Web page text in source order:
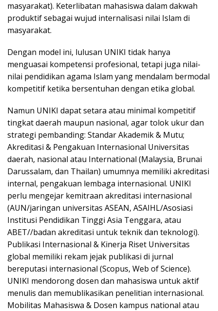
masyarakat). Keterlibatan mahasiswa dalam dakwah
produktif sebagai wujud internalisasi nilai Islam di
masyarakat.
Dengan model ini, lulusan UNIKI tidak hanya
menguasai kompetensi profesional, tetapi juga nilai-
nilai pendidikan agama Islam yang mendalam bermodal
kompetitif ketika bersentuhan dengan etika global.
Namun UNIKI dapat setara atau minimal kompetitif
tingkat daerah maupun nasional, agar tolok ukur dan
strategi pembanding: Standar Akademik & Mutu;
Akreditasi & Pengakuan Internasional Universitas
daerah, nasional atau International (Malaysia, Brunai
Darussalam, dan Thailan) umumnya memiliki akreditasi
internal, pengakuan lembaga internasional. UNIKI
perlu mengejar kemitraan akreditasi internasional
(AUN/jaringan universitas ASEAN, ASAIHL/Asosiasi
Institusi Pendidikan Tinggi Asia Tenggara, atau
ABET//badan akreditasi untuk teknik dan teknologi).
Publikasi Internasional & Kinerja Riset Universitas
global memiliki rekam jejak publikasi di jurnal
bereputasi internasional (Scopus, Web of Science).
UNIKI mendorong dosen dan mahasiswa untuk aktif
menulis dan memublikasikan penelitian internasional.
Mobilitas Mahasiswa & Dosen kampus national atau